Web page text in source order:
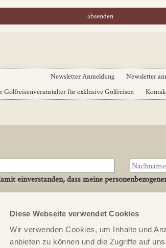
Diese Webseite verwendet Cookies
Wir verwenden Cookies, um Inhalte und
anbieten zu können und die Zugriffe auf
Newsletter Anmeldung Newsletter
Golfreisenveranstalter für exklusive Golfreisen
einverstanden, dass meine
für
Links
Newsletter Anmeldung